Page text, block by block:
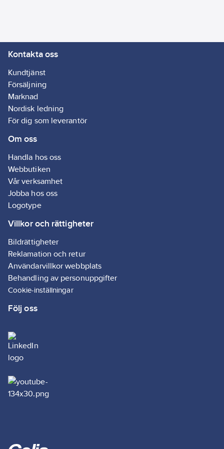
Kontakta oss
Kundtjänst
Försäljning
Marknad
Nordisk ledning
För dig som leverantör
Om oss
Handla hos oss
Webbutiken
Vår verksamhet
Jobba hos oss
Logotype
Villkor och rättigheter
Bildrättigheter
Reklamation och retur
Användarvillkor webbplats
Behandling av personuppgifter
Cookie-inställningar
Följ oss